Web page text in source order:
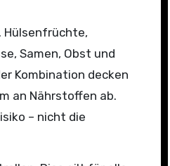
Hülsenfrüchte,
Samen, Obst und
Kombination decken
an Nährstoffen ab.
– nicht die